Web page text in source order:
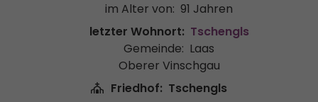
im Alter von: 91 Jahren
letzter Wohnort: Tschengls
Gemeinde: Laas
Oberer Vinschgau
Friedhof: Tschengls